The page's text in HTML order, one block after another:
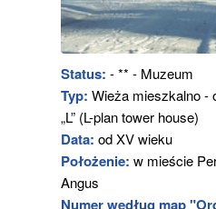
Status: - ** - Muzeum
Typ: Wieża mieszkalno -
„L” (L-plan tower house)
Data: od XV wieku
Położenie: w mieście
Angus
Numer według map